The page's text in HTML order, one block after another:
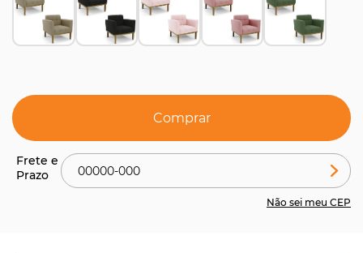
Comprar
Não sei meu CEP